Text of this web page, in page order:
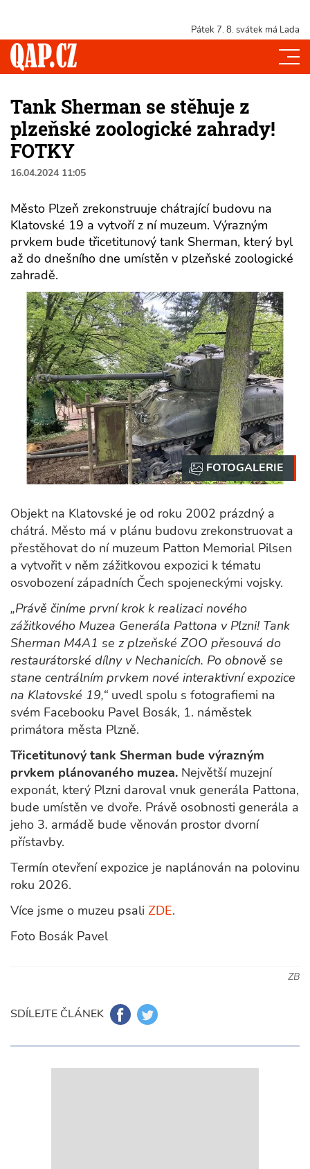
Pátek 7. 8. svátek má Lada
Tank Sherman se stěhuje z
plzeňské zoologické zahrady!
FOTKY
16.04.2024 11:05
Město Plzeň zrekonstruuje chátrající budovu na
Klatovské 19 a vytvoří z ní muzeum. Výrazným
prvkem bude třicetitunový tank Sherman, který byl
až do dnešního dne umístěn v plzeňské zoologické
zahradě.
Objekt na Klatovské je od roku 2002 prázdný a
chátrá. Město má v plánu budovu zrekonstruovat a
přestěhovat do ní muzeum Patton Memorial Pilsen
a vytvořit v něm zážitkovou expozici k tématu
osvobození západních Čech spojeneckými vojsky.
„Právě činíme první krok k realizaci nového
zážitkového Muzea Generála Pattona v Plzni! Tank
Sherman M4A1 se z plzeňské ZOO přesouvá do
restaurátorské dílny v Nechanicích. Po obnově se
stane centrálním prvkem nové interaktivní expozice
na Klatovské 19,“ uvedl spolu s fotografiemi na
svém Facebooku Pavel Bosák, 1. náměstek
primátora města Plzně.
Třicetitunový tank Sherman bude výrazným
prvkem plánovaného muzea. Největší muzejní
exponát, který Plzni daroval vnuk generála Pattona,
bude umístěn ve dvoře. Právě osobnosti generála a
jeho 3. armádě bude věnován prostor dvorní
přístavby.
Termín otevření expozice je naplánován na polovinu
roku 2026.
Více jsme o muzeu psali ZDE.
Foto Bosák Pavel
ZB
SDÍLEJTE ČLÁNEK